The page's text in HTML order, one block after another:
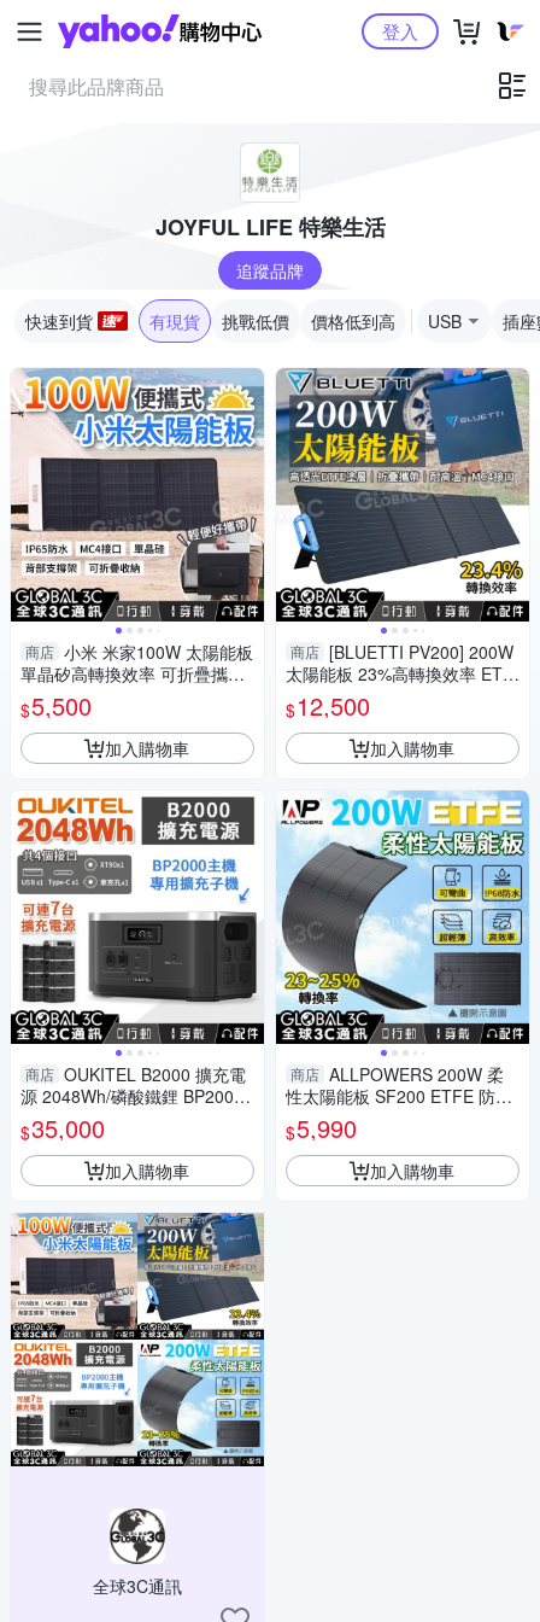
Yahoo購物中心登入
JOYFUL LIFE 特樂生活
追蹤品牌
快速到貨 有現貨 挑戰低價 價格低到高 USB 插
商店 小米 米家100W 太陽能板
單晶矽高轉換效率 可折疊攜帶
MC4接口 耐高溫 防潑水防塵
$5,500
加入購物車
商店 OUKITEL B2000 擴充電
源 2048Wh/磷酸鐵鋰 BP2000
專用子機 PD100W 手機筆電充
電
$35,000
加入購物車
全球3C通訊
商店 [BLUETTI PV200] 200W
太陽能板 23%高轉換效率 ETF
E塗層 EB3A/EB55/EB70S
$12,500
加入購物車
商店 ALLPOWERS 200W 柔
性太陽能板 SF200 ETFE 防水
可彎曲 單晶矽 25%轉換率 MC
4接口
$5,990
加入購物車